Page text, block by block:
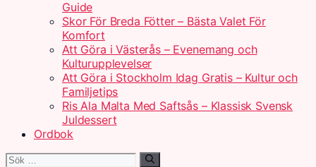
Guide
Skor För Breda Fötter – Bästa Valet För
Komfort
Att Göra i Västerås – Evenemang och
Kulturupplevelser
Att Göra i Stockholm Idag Gratis – Kultur och
Familjetips
Ris Ala Malta Med Saftsås – Klassisk Svensk
Juldessert
Ordbok
Sök